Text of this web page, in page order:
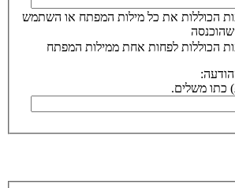
הכוללות את כל מילות המפתח או השתמש
הכוללות לפחות אחת ממילות המפתח
כתו משלים.